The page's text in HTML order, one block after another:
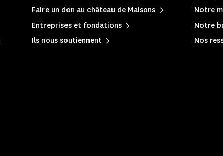
Faire un don au château de Maisons
Entreprises et fondations
Ils nous soutiennent
Notre
Notre
Nos